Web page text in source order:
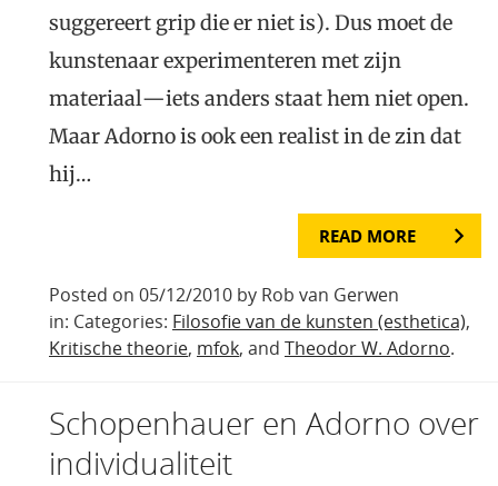
suggereert grip die er niet is). Dus moet de
kunstenaar experimenteren met zijn
materiaal—iets anders staat hem niet open.
Maar Adorno is ook een realist in de zin dat
hij…
READ MORE
Posted on 05/12/2010 by Rob van Gerwen
in: Categories: Filosofie van de kunsten (esthetica),
Kritische theorie, mfok, and Theodor W. Adorno.
Schopenhauer en Adorno over
individualiteit